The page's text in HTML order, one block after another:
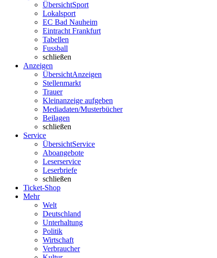
ÜbersichtSport
Lokalsport
EC Bad Nauheim
Eintracht Frankfurt
Tabellen
Fussball
schließen
Anzeigen
ÜbersichtAnzeigen
Stellenmarkt
Trauer
Kleinanzeige aufgeben
Mediadaten/Musterbücher
Beilagen
schließen
Service
ÜbersichtService
Aboangebote
Leserservice
Leserbriefe
schließen
Ticket-Shop
Mehr
Welt
Deutschland
Unterhaltung
Politik
Wirtschaft
Verbraucher